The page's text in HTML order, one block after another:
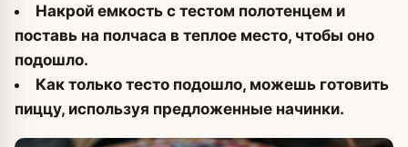
Накрой емкость с тестом полотенцем и
поставь на полчаса в теплое место, чтобы оно
подошло.
Как только тесто подошло, можешь готовить
пиццу, используя предложенные начинки.